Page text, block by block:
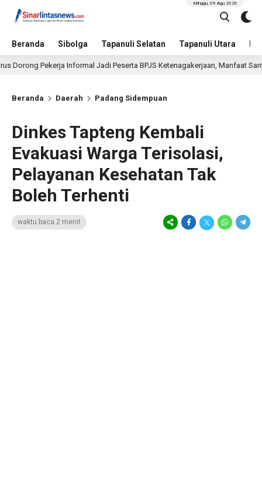
Beranda Sibolga Tapanuli Selatan Tapanuli Utara
Minggu, 09 Agu 2026
Pekerja Informal Jadi Peserta BPJS Ketenagakerjaan, Manfaat Santunan
Beranda Daerah Padang Sidempuan
Dinkes Tapteng Kembali
Evakuasi Warga Terisolasi,
Pelayanan Kesehatan Tak
Boleh Terhenti
waktu baca 2 menit